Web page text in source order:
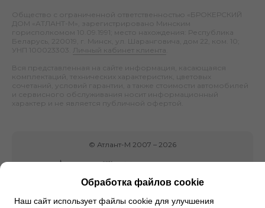
Общество с ограниченной ответственностью «БРОКЕРСКИЙ
ДОМ «АТЛАНТ-М», зарегистрировано Минским
горисполкомом 10.09.1991; место нахождения: Республика
Беларусь, 220019, г. Минск, ул. Шаранговича, дом 22, ком. 10;
УНП 100023303.
Личный кабинет клиента
Вся представленная на сайте информация, касающаяся
комплектаций, технических характеристик, цветовых
сочетаний, условий гарантии, а также стоимости автомобилей
и сервисного обслуживания носит информационный
характер и не является публичной офертой.
© Атлант-М 2007 – 2026
Обработка файлов cookie
Наш сайт использует файлы cookie для улучшения